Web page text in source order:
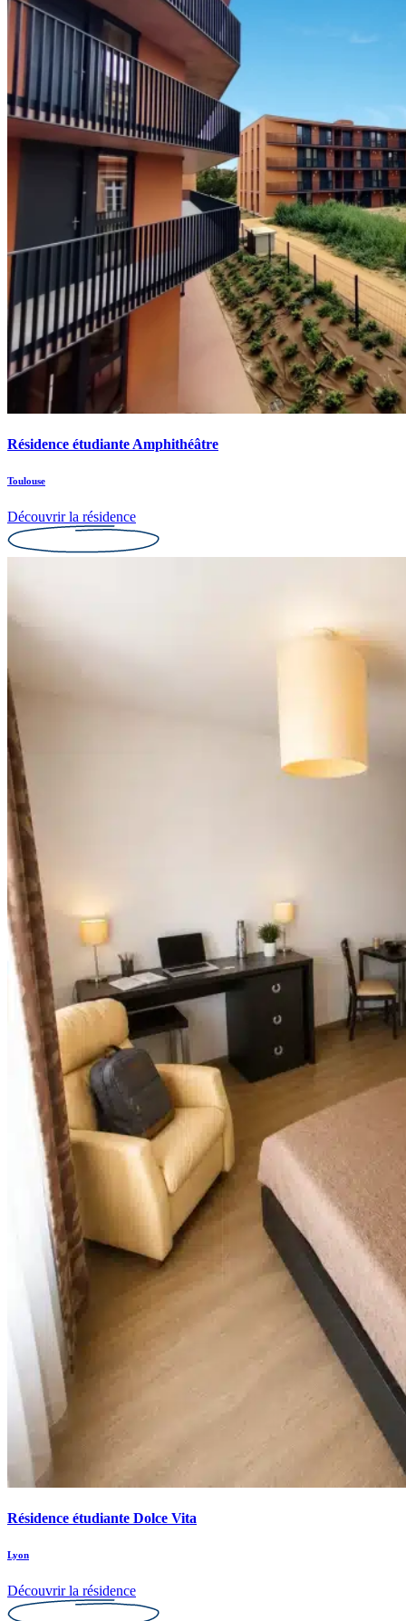
Résidence étudiante Amphithéâtre
Toulouse
Découvrir la résidence
Résidence étudiante Dolce Vita
Lyon
Découvrir la résidence